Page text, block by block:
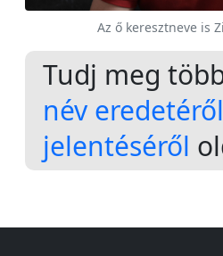
Az ő keresztneve is
Tudj meg
név
jelentéséről